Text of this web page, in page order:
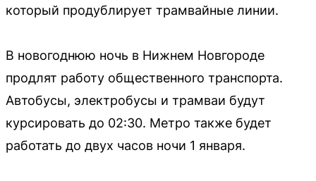
который продублирует трамвайные линии.
В новогоднюю ночь в Нижнем Новгороде
продлят работу общественного транспорта.
Автобусы, электробусы и трамваи будут
курсировать до 02:30. Метро также будет
работать до двух часов ночи 1 января.